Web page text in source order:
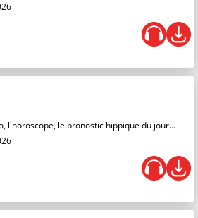
l'horoscope, le pronostic hippique du jour...